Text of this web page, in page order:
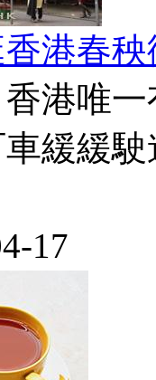
香港春
港唯
緩緩
17